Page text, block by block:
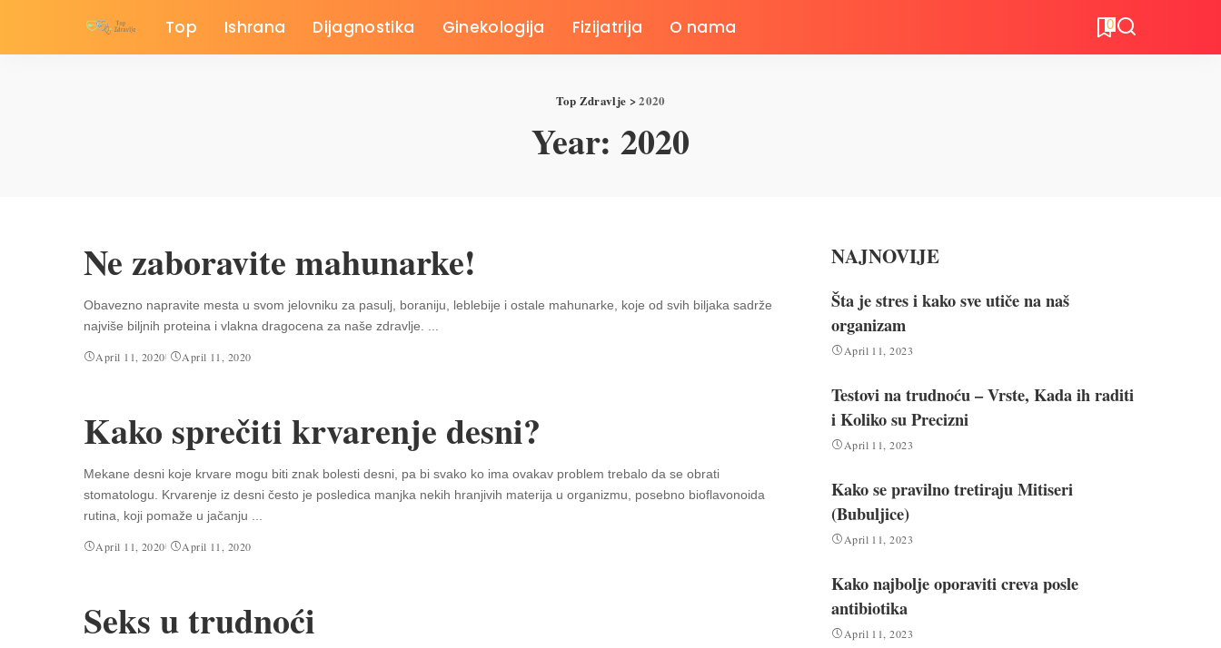
Top Ishrana Dijagnostika Ginekologija Fizijatrija O nama 0
Top Zdravlje >2020
Year: 2020
Ne zaboravite mahunarke!
Obavezno napravite mesta u svom jelovniku za pasulj, boraniju, leblebije i ostale mahunarke, koje od svih biljaka sadrže
najviše biljnih proteina i vlakna dragocena za naše zdravlje.
April 11, 2020 April 11, 2020
Kako sprečiti krvarenje desni?
Mekane desni koje krvare mogu biti znak bolesti desni, pa bi svako ko ima ovakav problem trebalo da se obrati
stomatologu. Krvarenje iz desni često je posledica manjka nekih hranjivih materija u organizmu, posebno bioflavonoida
rutina, koji pomaže u jačanju
April 11, 2020 April 11, 2020
Seks u trudnoći
NAJNOVIJE
Šta je stres i kako sve utiče na naš
organizam
April 11, 2023
Testovi na trudnoću – Vrste, Kada ih raditi
i Koliko su Precizni
April 11, 2023
Kako se pravilno tretiraju Mitiseri
(Bubuljice)
April 11, 2023
Kako najbolje oporaviti creva posle
antibiotika
April 11, 2023